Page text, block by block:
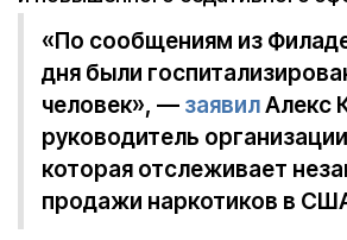
«По сообщениям из
дня были
человек», — заявилАлекс
руководитель
которая отслеживает
продажи наркотиков в